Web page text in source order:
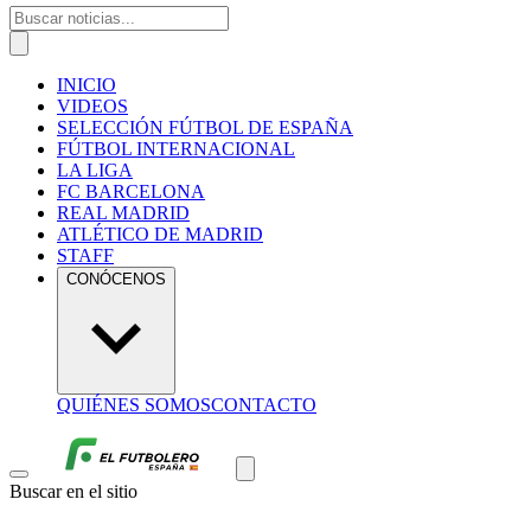
INICIO
VIDEOS
SELECCIÓN FÚTBOL DE ESPAÑA
FÚTBOL INTERNACIONAL
LA LIGA
FC BARCELONA
REAL MADRID
ATLÉTICO DE MADRID
STAFF
CONÓCENOS
QUIÉNES SOMOSCONTACTO
Buscar en el sitio